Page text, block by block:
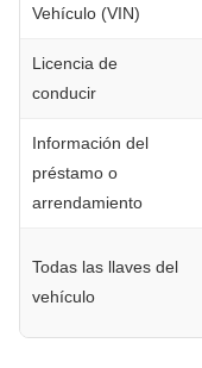
Vehículo (VIN)
Licencia de
conducir
Información del
préstamo o
arrendamiento
Todas las llaves del
vehículo